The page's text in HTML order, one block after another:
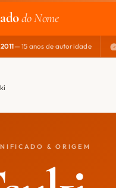
do Nome
— 15 anos de autoridade
& ORIGEM